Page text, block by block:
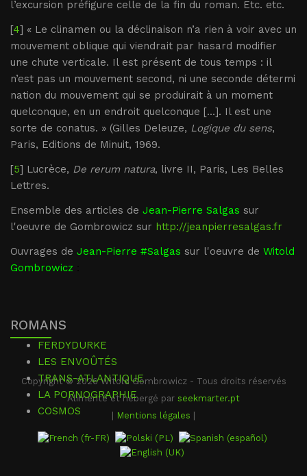
l’excursion préfigure celle de la fin du roman. Etc. etc.
[4] « Le clinamen ou la déclinaison n’a rien à voir avec un
mouvement oblique qui viendrait par hasard modifier
une chute verticale. Il est présent de tous temps : il
n’est pas un mouvement second, ni une seconde détermi
nation du mouvement qui se produirait à un moment
quelconque, en un endroit quelconque [...]. Il est une
sorte de conatus. » (Gilles Deleuze, Logique du sens,
Paris, Editions de Minuit, 1969.
[5] Lucrèce, De rerum natura, livre II, Paris, Les Belles
Lettres.
Ensemble des articles de Jean-Pierre Salgas sur
l'oeuvre de Gombrowicz sur http://jeanpierresalgas.fr
Ouvrages de Jean-Pierre #Salgas sur l'oeuvre de Witold
Gombrowicz
ROMANS
FERDYDURKE
LES ENVOÛTÉS
TRANS-ATLANTIQUE
LA PORNOGRAPHIE
COSMOS
Copyright © 2026 Witold Gombrowicz - Tous droits réservés
Alimenté et hébergé par seekmarter.pt
Mentions légales